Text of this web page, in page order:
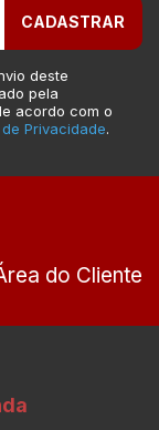
CADASTRAR
deste
pela
acordo com o
Privacidade.
do Cliente